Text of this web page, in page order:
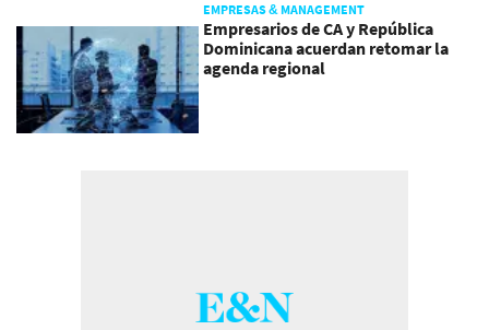
EMPRESAS & MANAGEMENT
Empresarios de CA y República
Dominicana acuerdan retomar la
agenda regional